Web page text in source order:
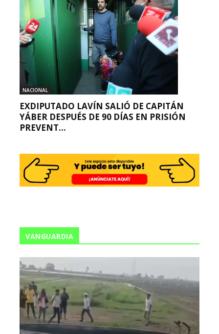
NACIONAL
EXDIPUTADO LAVÍN SALIÓ DE CAPITÁN
YÁBER DESPUÉS DE 90 DÍAS EN PRISIÓN
PREVENT...
VANGUARDIA